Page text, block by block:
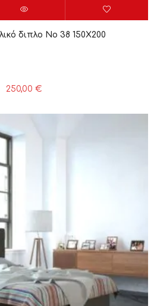
διπλο Νο 38 150X200
250,00 €